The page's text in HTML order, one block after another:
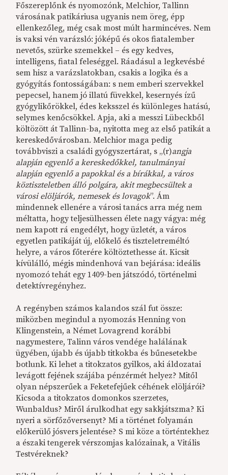
Főszereplőnk és nyomozónk, Melchior, Tallinn
városának patikáriusa ugyanis nem öreg, épp
ellenkezőleg, még csak most múlt harmincéves. Nem
is vaksi vén varázsló: jóképű és okos fiatalember
nevetős, szürke szemekkel – és egy kedves,
intelligens, fiatal feleséggel. Ráadásul a legkevésbé
sem hisz a varázslatokban, csakis a logika és a
gyógyítás fontosságában: s nem emberi szervekkel
pepecsel, hanem jó illatú füvekkel, kesernyés ízű
gyógylikőrökkel, édes keksszel és különleges hatású,
selymes kenőcsökkel. Apja, aki a messzi Lübeckből
költözött át Tallinn-ba, nyitotta meg az első patikát a
kereskedővárosban. Melchior maga pedig
továbbviszi a családi gyógyszertárat, s „(r)angja
alapján egyenlő a kereskedőkkel, tanulmányai
alapján egyenlő a papokkal és a bírákkal, a város
köztiszteletben álló polgára, akit megbecsültek a
városi elöljárók, nemesek és lovagok”. Ám
mindennek ellenére a városi tanács arra még nem
méltatta, hogy teljesülhessen élete nagy vágya: még
nem kapott rá engedélyt, hogy üzletét, a város
egyetlen patikáját új, előkelő és tiszteletreméltó
helyre, a város főterére költöztethesse át. Kicsit
kívülálló, mégis mindenhová van bejárása: ideális
nyomozó tehát egy 1409-ben játszódó, történelmi
detektívregényhez.
A regényben számos kalandos szál fut össze:
miközben megindul a nyomozás Henning von
Klingenstein, a Német Lovagrend korábbi
nagymestere, Talinn város vendége halálának
ügyében, újabb és újabb titkokba és bűnesetekbe
botlunk. Ki lehet a titokzatos gyilkos, aki áldozatai
levágott fejének szájába pénzérmét helyez? Mitől
olyan népszerűek a Feketefejűek céhének elöljárói?
Kicsoda a titokzatos domonkos szerzetes,
Wunbaldus? Miről árulkodhat egy sakkjátszma? Ki
nyeri a sörfőzőversenyt? Mi a történet folyamán
előkerülő jósvers jelentése? S mi köze a történtekhez
a északi tengerek vérszomjas kalózainak, a Vitális
Testvéreknek?